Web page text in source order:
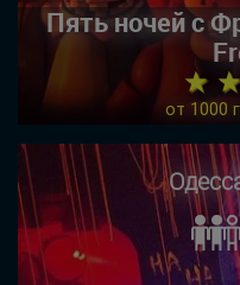
Пять ночей с
★
от 1000